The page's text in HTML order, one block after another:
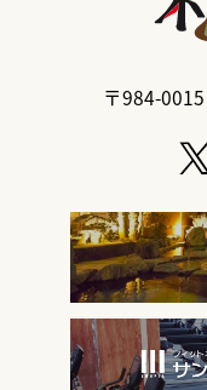
〒984-0015